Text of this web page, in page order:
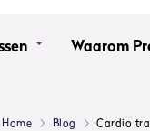
Waarom
Home Blog Cardio